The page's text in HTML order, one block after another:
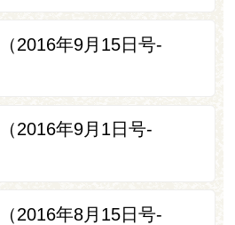
2016年9月15日号-
2016年9月1日号-
2016年8月15日号-